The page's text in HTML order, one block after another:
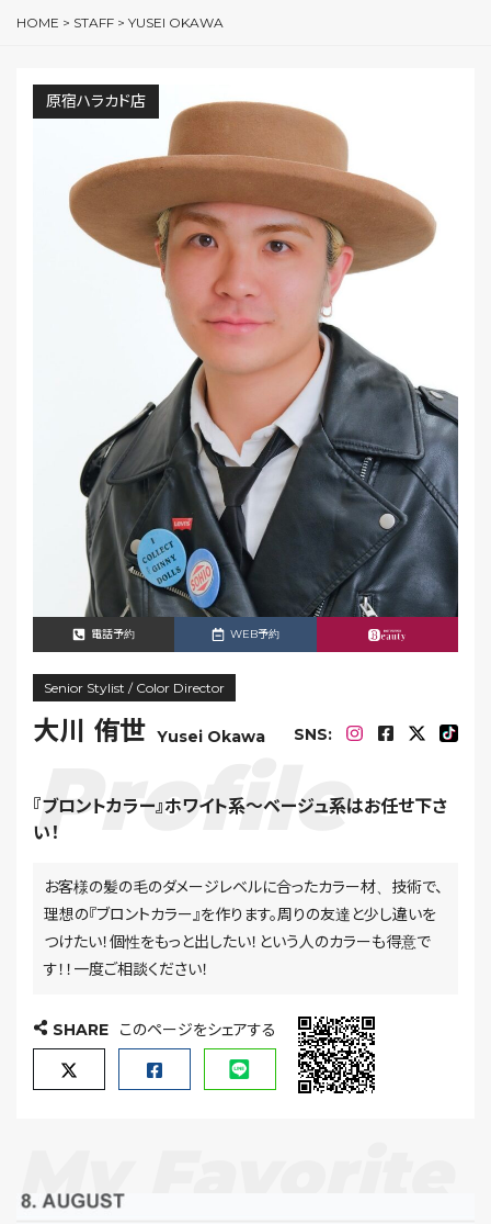
HOME > STAFF > YUSEI OKAWA
原宿ハラカド店
電話予約 WEB予約
Senior Stylist / Color Director
大川 侑世 Yusei Okawa SNS:
『ブロントカラー』ホワイト系〜ベージュ系はお任せ下さ
い！
お客様の髪の毛のダメージレベルに合ったカラー材、技術で、
理想の『ブロントカラー』を作ります。周りの友達と少し違いを
つけたい！個性をもっと出したい！という人のカラーも得意で
す！！一度ご相談ください！
SHARE このページをシェアする
My Favorite